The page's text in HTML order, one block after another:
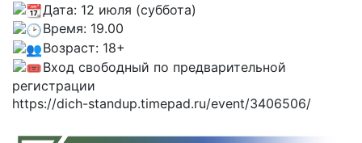
Дата: 12 июля (суббота)
Время: 19.00
Возраст: 18+
Вход свободный по предварительной
регистрации
https://dich-standup.timepad.ru/event/3406506/